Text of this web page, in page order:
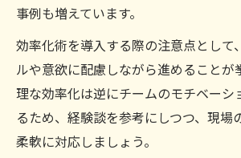
事例も増えています。
効率化術を導入する際の注意点として
ルや意欲に配慮しながら進めることが
理な効率化は逆にチームのモチベーシ
るため、経験談を参考にしつつ、現場
柔軟に対応しましょう。